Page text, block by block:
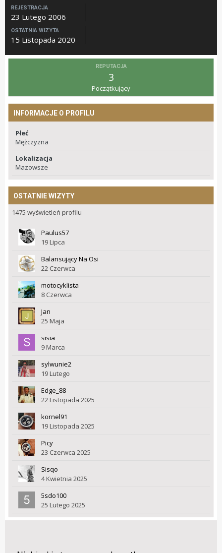
REJESTRACJA
23 Lutego 2006
OSTATNIA WIZYTA
15 Listopada 2020
REPUTACJA
3
Początkujący
INFORMACJE O PROFILU
Płeć
Mężczyzna
Lokalizacja
Mazowsze
OSTATNIE WIZYTY
1475 wyświetleń profilu
Paulus57
19 Lipca
Balansujący Na Osi
22 Czerwca
motocyklista
8 Czerwca
Jan
25 Maja
sisia
9 Marca
sylwunie2
19 Lutego
Edge_88
22 Listopada 2025
kornel91
19 Listopada 2025
Picy
23 Czerwca 2025
Sisqo
4 Kwietnia 2025
5sdo100
25 Lutego 2025